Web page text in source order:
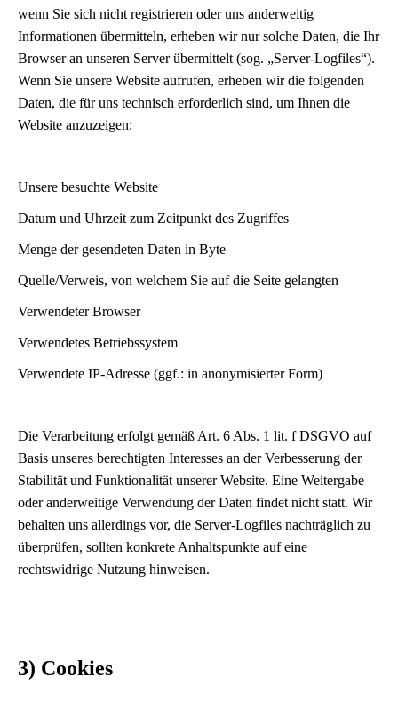
wenn Sie sich nicht registrieren oder uns anderweitig
Informationen übermitteln, erheben wir nur solche Daten, die Ihr
Browser an unseren Server übermittelt (sog. „Server-Logfiles“).
Wenn Sie unsere Website aufrufen, erheben wir die folgenden
Daten, die für uns technisch erforderlich sind, um Ihnen die
Website anzuzeigen:
Unsere besuchte Website
Datum und Uhrzeit zum Zeitpunkt des Zugriffes
Menge der gesendeten Daten in Byte
Quelle/Verweis, von welchem Sie auf die Seite gelangten
Verwendeter Browser
Verwendetes Betriebssystem
Verwendete IP-Adresse (ggf.: in anonymisierter Form)
Die Verarbeitung erfolgt gemäß Art. 6 Abs. 1 lit. f DSGVO auf
Basis unseres berechtigten Interesses an der Verbesserung der
Stabilität und Funktionalität unserer Website. Eine Weitergabe
oder anderweitige Verwendung der Daten findet nicht statt. Wir
behalten uns allerdings vor, die Server-Logfiles nachträglich zu
überprüfen, sollten konkrete Anhaltspunkte auf eine
rechtswidrige Nutzung hinweisen.
3) Cookies